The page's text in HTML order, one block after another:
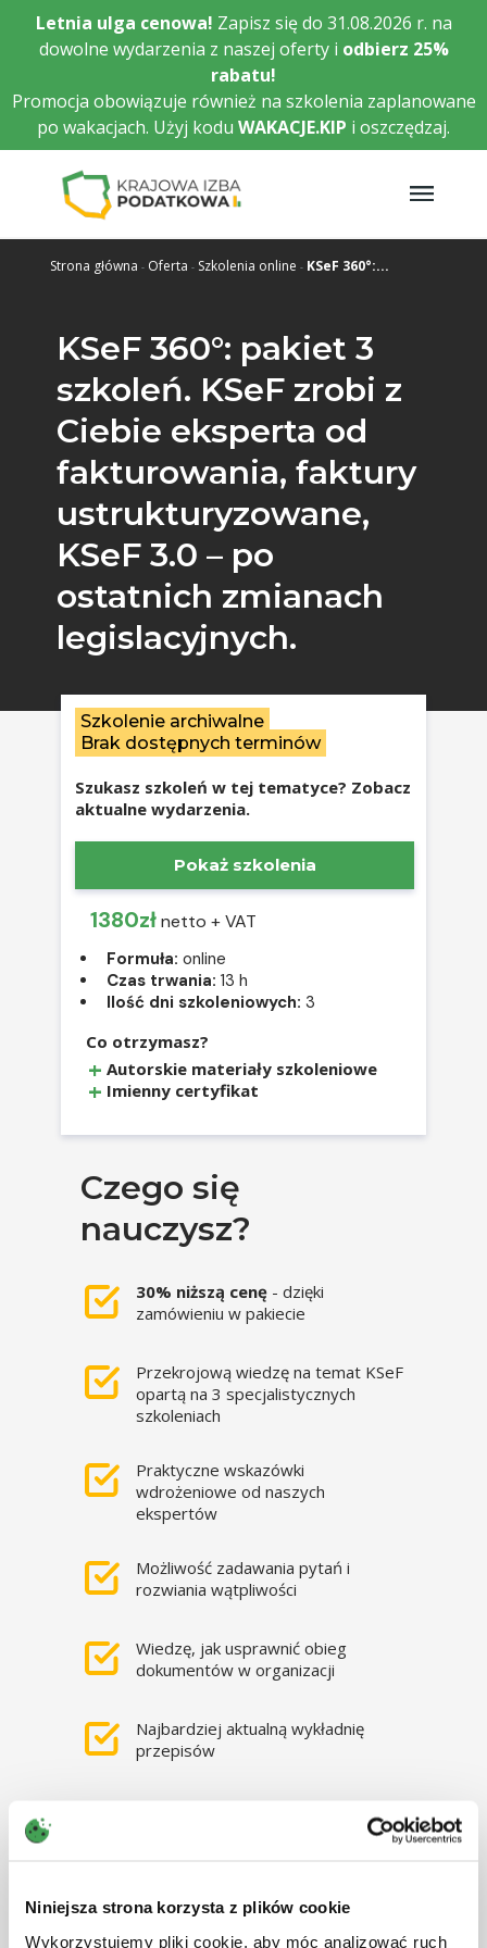
Niniejsza strona korzysta z plików cookie
Wykorzystujemy pliki cookie, aby móc analizować ruch
Przejdź
treści
Letnia ulga cenowa! Zapisz się do 31.08.2026 r. na
dowolne wydarzenia z naszej oferty i odbierz 25%
rabatu!
Promocja obowiązuje również na szkolenia zaplanowane
po wakacjach. Użyj kodu WAKACJE.KIP i oszczędzaj.
Strona główna Oferta Szkolenia online KSeF 360°:...
KSeF 360°: pakiet 3
szkoleń. KSeF zrobi z
Ciebie eksperta od
fakturowania, faktury
ustrukturyzowane,
KSeF 3.0 – po
ostatnich zmianach
legislacyjnych.
Szkolenie archiwalne
Brak dostępnych terminów
Szukasz szkoleń w tej tematyce? Zobacz
aktualne wydarzenia.
Pokaż szkolenia
1380złnetto + VAT
Formuła: online
Czas trwania: 13 h
Ilość dni szkoleniowych: 3
Co otrzymasz?
Autorskie materiały szkoleniowe
Imienny certyfikat
Czego się
nauczysz?
30% niższą cenę - dzięki
zamówieniu w pakiecie
Przekrojową wiedzę na temat KSeF
opartą na 3 specjalistycznych
szkoleniach
Praktyczne wskazówki
wdrożeniowe od naszych
ekspertów
Możliwość zadawania pytań i
rozwiania wątpliwości
Wiedzę, jak usprawnić obieg
dokumentów w organizacji
Najbardziej aktualną wykładnię
przepisów
nową erę e-fakturowania
Już wkrótce Krajowy System e-Faktur